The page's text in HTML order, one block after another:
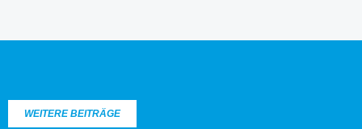
WEITERE BEITRÄGE